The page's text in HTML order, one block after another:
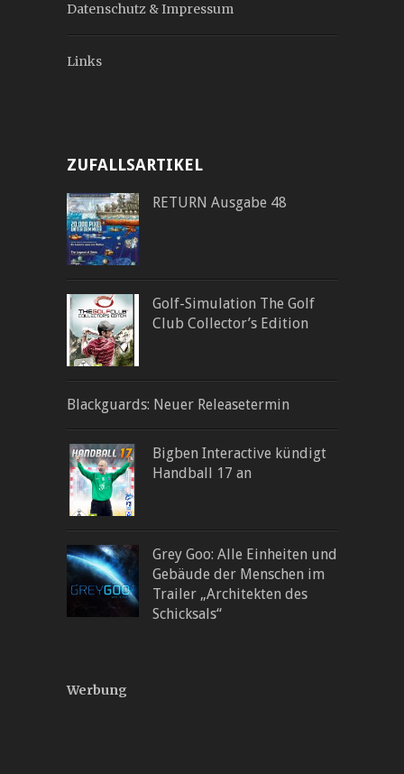
Datenschutz & Impressum
Links
ZUFALLSARTIKEL
RETURN Ausgabe 48
Golf-Simulation The Golf
Club Collector’s Edition
Blackguards: Neuer Releasetermin
Bigben Interactive kündigt
Handball 17 an
Grey Goo: Alle Einheiten und
Gebäude der Menschen im
Trailer „Architekten des
Schicksals“
Werbung